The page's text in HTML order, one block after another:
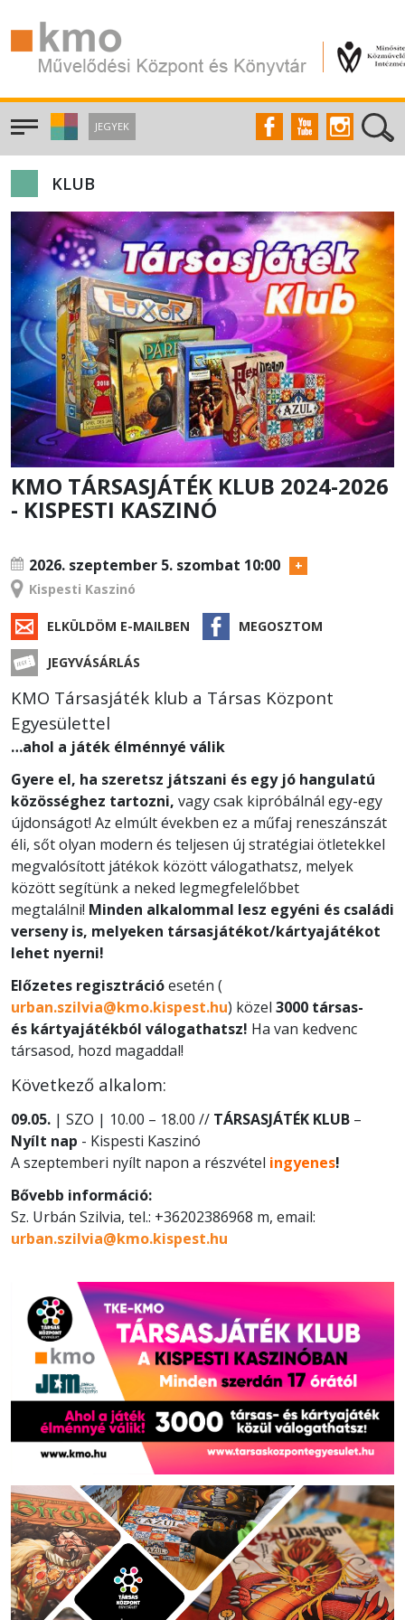
JEGYEK
KLUB
KMO TÁRSASJÁTÉK KLUB 2024-2026
- KISPESTI KASZINÓ
2026. szeptember 5. szombat 10:00
Kispesti Kaszinó
ELKÜLDÖM E-MAILBEN MEGOSZTOM
JEGYVÁSÁRLÁS
KMO Társasjáték klub a Társas Központ
Egyesülettel
…ahol a játék élménnyé válik
Gyere el, ha szeretsz játszani és egy jó hangulatú
közösséghez tartozni, vagy csak kipróbálnál egy-egy
újdonságot! Az elmúlt években ez a műfaj reneszánszát
éli, sőt olyan modern és teljesen új stratégiai ötletekkel
megvalósított játékok között válogathatsz, melyek
között segítünk a neked legmegfelelőbbet
megtalálni! Minden alkalommal lesz egyéni és családi
verseny is, melyeken társasjátékot/kártyajátékot
lehet nyerni!
Előzetes regisztrációesetén (
urban.szilvia@kmo.kispest.hu) közel 3000 társas-
és kártyajátékból válogathatsz! Ha van kedvenc
társasod, hozd magaddal!
Következő alkalom:
09.05. | SZO | 10.00 – 18.00 // TÁRSASJÁTÉK KLUB –
Nyílt nap - Kispesti Kaszinó
A szeptemberi nyílt napon a részvétel ingyenes!
Bővebb információ:
Sz. Urbán Szilvia, tel.: +36202386968 m, email:
urban.szilvia@kmo.kispest.hu